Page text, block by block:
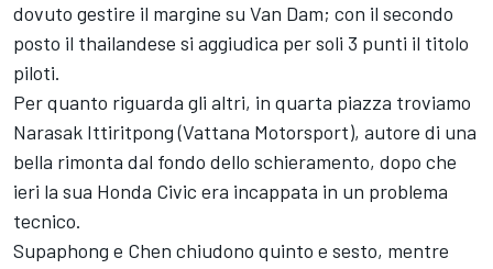
dovuto gestire il margine su Van Dam; con il secondo
posto il thailandese si aggiudica per soli 3 punti il titolo
piloti.
Per quanto riguarda gli altri, in quarta piazza troviamo
Narasak Ittiritpong (Vattana Motorsport), autore di una
bella rimonta dal fondo dello schieramento, dopo che
ieri la sua Honda Civic era incappata in un problema
tecnico.
Supaphong e Chen chiudono quinto e sesto, mentre